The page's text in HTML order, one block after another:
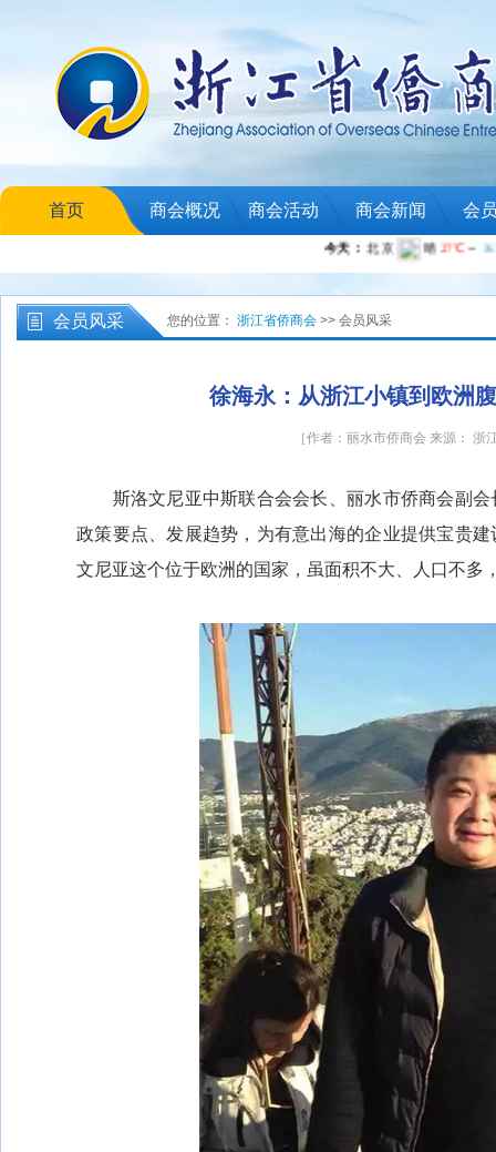
首页 商会概况 商会活动 商会新闻 会
会员风采 您的位置： 浙江省侨商会 >> 会员风采
徐海永：从浙江小镇到欧洲
［作者：丽水市侨商会 来源：
斯洛文尼亚中斯联合会会长、丽水市侨商会副会
政策要点、发展趋势，为有意出海的企业提供宝贵
文尼亚这个位于欧洲的国家，虽面积不大、人口不多